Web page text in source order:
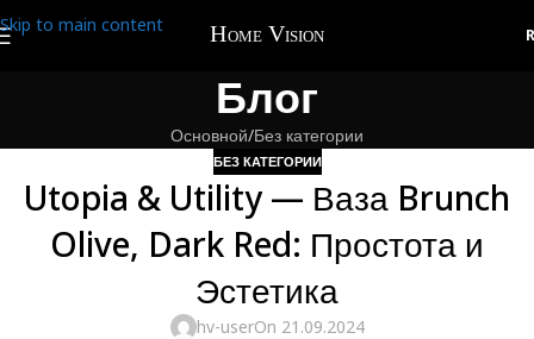
Skip to main content
Блог
Основной Без категории
БЕЗ КАТЕГОРИИ
Utopia & Utility — Ваза Brunch
Olive, Dark Red: Простота и
Эстетика
hv-userOn 21.09.2024